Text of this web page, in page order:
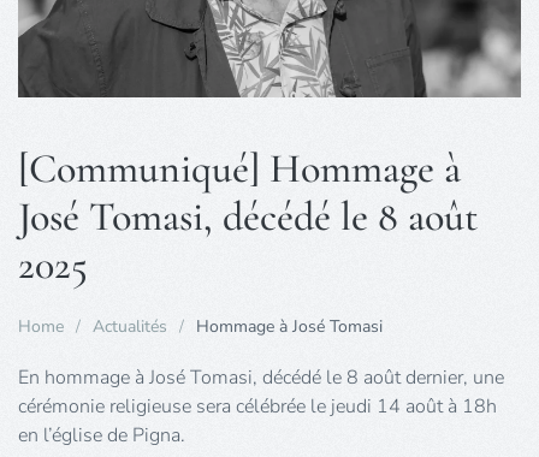
[Communiqué] Hommage à
José Tomasi, décédé le 8 août
2025
Home Actualités Hommage à José Tomasi
En hommage à José Tomasi, décédé le 8 août dernier, une
cérémonie religieuse sera célébrée le jeudi 14 août à 18h
en l’église de Pigna.